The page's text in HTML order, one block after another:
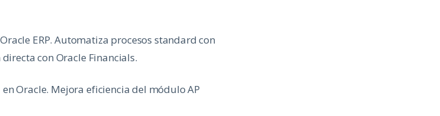
ERP. Automatiza procesos standard con
con Oracle Financials.
Oracle. Mejora eficiencia del módulo AP